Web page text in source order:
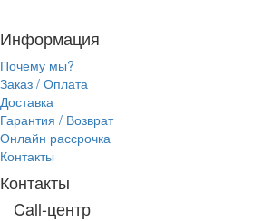
Информация
Почему мы?
Заказ / Оплата
Доставка
Гарантия / Возврат
Онлайн рассрочка
Контакты
Контакты
Call-центр